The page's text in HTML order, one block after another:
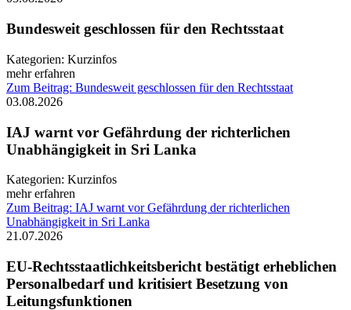
Bundesweit geschlossen für den Rechtsstaat
Kategorien: Kurzinfos
mehr erfahren
Zum Beitrag: Bundesweit geschlossen für den Rechtsstaat
03.08.2026
IAJ warnt vor Gefährdung der richterlichen
Unabhängigkeit in Sri Lanka
Kategorien: Kurzinfos
mehr erfahren
Zum Beitrag: IAJ warnt vor Gefährdung der richterlichen
Unabhängigkeit in Sri Lanka
21.07.2026
EU-Rechtsstaatlichkeitsbericht bestätigt erheblichen
Personalbedarf und kritisiert Besetzung von
Leitungsfunktionen